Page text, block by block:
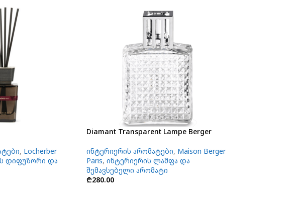
, Locherber
დიფუზორი და
Diamant Transparent Lampe Berger
ინტერიერის არომატები, Maison Berger
Paris, ინტერიერის ლამფა და
შემავსებელი არომატი
₾280.00